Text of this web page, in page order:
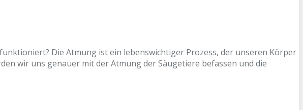
Die Atmung ist ein lebenswichtiger Prozess, der unseren Körper
wir uns genauer mit der Atmung der Säugetiere befassen und die